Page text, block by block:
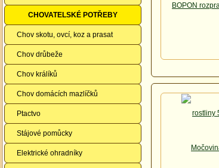
CHOVATELSKÉ POTŘEBY
Chov skotu, ovcí, koz a prasat
Chov drůbeže
Chov králíků
Chov domácích mazlíčků
Ptactvo
Stájové pomůcky
Elektrické ohradníky